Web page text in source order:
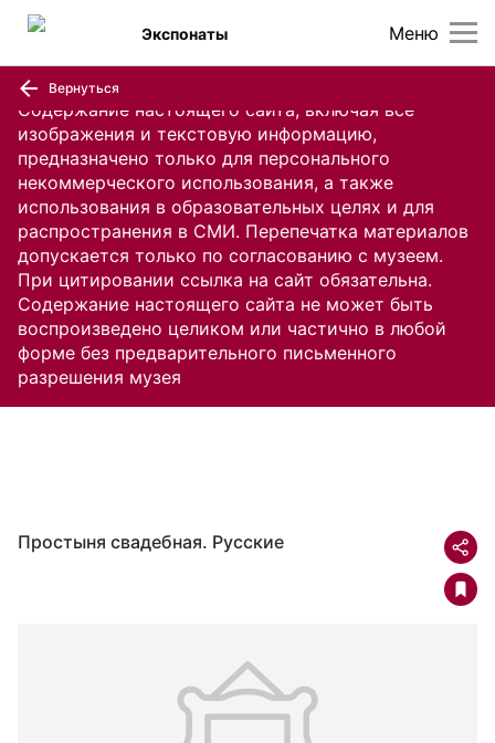
Содержание настоящего сайта, включая все
изображения и текстовую информацию,
предназначено только для персонального
некоммерческого использования, а также
использования в образовательных целях и для
распространения в СМИ. Перепечатка материалов
допускается только по согласованию с музеем.
При цитировании ссылка на сайт обязательна.
Содержание настоящего сайта не может быть
воспроизведено целиком или частично в любой
форме без предварительного письменного
разрешения музея
Меню
Экспонаты
Вернуться
Простыня свадебная. Русские